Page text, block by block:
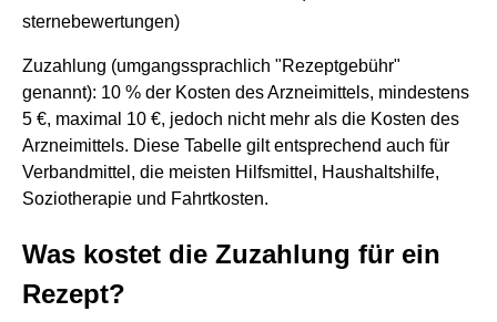
sternebewertungen)
Zuzahlung (umgangssprachlich "Rezeptgebühr"
genannt): 10 % der Kosten des Arzneimittels, mindestens
5 €, maximal 10 €, jedoch nicht mehr als die Kosten des
Arzneimittels. Diese Tabelle gilt entsprechend auch für
Verbandmittel, die meisten Hilfsmittel, Haushaltshilfe,
Soziotherapie und Fahrtkosten.
Was kostet die Zuzahlung für ein
Rezept?